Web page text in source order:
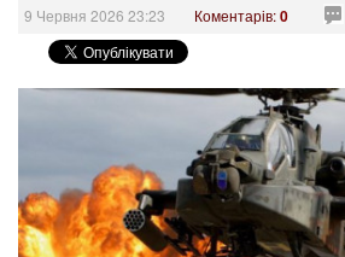
9 Червня 2026 23:23 Коментарів:0